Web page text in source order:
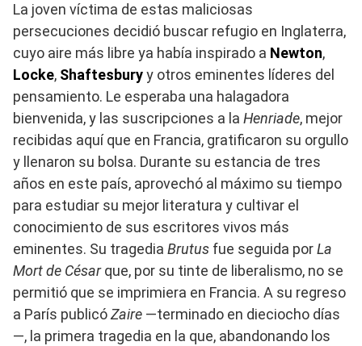
La joven víctima de estas maliciosas
persecuciones decidió buscar refugio en Inglaterra,
cuyo aire más libre ya había inspirado a Newton,
Locke, Shaftesburyy otros eminentes líderes del
pensamiento. Le esperaba una halagadora
bienvenida, y las suscripciones a la Henriade, mejor
recibidas aquí que en Francia, gratificaron su orgullo
y llenaron su bolsa. Durante su estancia de tres
años en este país, aprovechó al máximo su tiempo
para estudiar su mejor literatura y cultivar el
conocimiento de sus escritores vivos más
eminentes. Su tragedia Brutus fue seguida porLa
Mort de Césarque, por su tinte de liberalismo, no se
permitió que se imprimiera en Francia. A su regreso
a París publicóZaire —terminado en dieciocho días
—, la primera tragedia en la que, abandonando los